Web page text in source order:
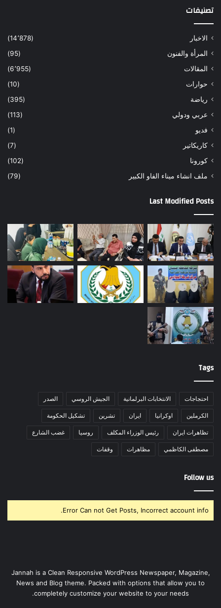
تصنيفات
الاخبار
(14٬878)
المرأة والفنون
(95)
المقالات
(6٬955)
حوارات
(10)
رياضة
(395)
عربي ودولي
(113)
فديو
(1)
كاريكاتير
(7)
كورونا
(102)
ملف انشاء ميناء الفاو الكبير
(79)
Last Modified Posts
Tags
احتجاجات الانتخابات البرلمانية الجيش الروسي الصدر
الكرملين اوكرانيا ايران تشرين تشكيل الحكومة
تظاهرات ايران رئيس الوزراء المكلف روسيا غضب الشارع
مصطفى الكاظمي مظاهرات وقفات
Follow us
Error Can not Get Posts, Incorrect account info.
Jannah is a Clean Responsive WordPress Newspaper, Magazine,
News and Blog theme. Packed with options that allow you to
completely customize your website to your needs.